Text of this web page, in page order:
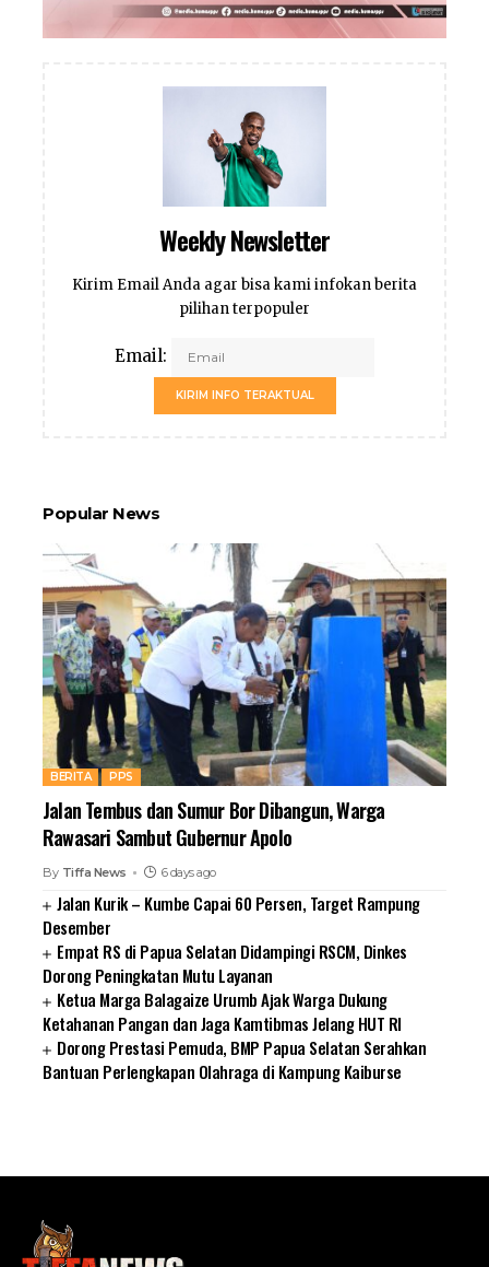
Weekly Newsletter
Kirim Email Anda agar bisa kami infokan berita
pilihan terpopuler
Email:
KIRIM INFO TERAKTUAL
Popular News
BERITA PPS
Jalan Tembus dan Sumur Bor Dibangun, Warga
Rawasari Sambut Gubernur Apolo
By Tiffa News 6 days ago
Jalan Kurik – Kumbe Capai 60 Persen, Target Rampung
Desember
Empat RS di Papua Selatan Didampingi RSCM, Dinkes
Dorong Peningkatan Mutu Layanan
Ketua Marga Balagaize Urumb Ajak Warga Dukung
Ketahanan Pangan dan Jaga Kamtibmas Jelang HUT RI
Dorong Prestasi Pemuda, BMP Papua Selatan Serahkan
Bantuan Perlengkapan Olahraga di Kampung Kaiburse